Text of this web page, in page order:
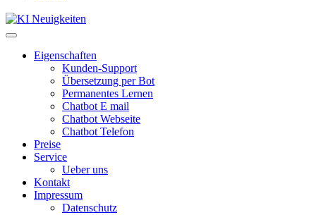
Eigenschaften
Kunden-Support
Übersetzung per Bot
Permanentes Lernen
Chatbot E mail
Chatbot Webseite
Chatbot Telefon
Preise
Service
Ueber uns
Kontakt
Impressum
Datenschutz